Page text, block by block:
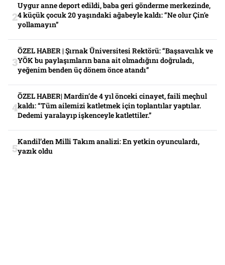
Uygur anne deport edildi, baba geri gönderme merkezinde,
4 küçük çocuk 20 yaşındaki ağabeyle kaldı: “Ne olur Çin’e
yollamayın”
ÖZEL HABER | Şırnak Üniversitesi Rektörü: “Başsavcılık ve
YÖK bu paylaşımların bana ait olmadığını doğruladı,
yeğenim benden üç dönem önce atandı”
ÖZEL HABER| Mardin’de 4 yıl önceki cinayet, faili meçhul
kaldı: “Tüm ailemizi katletmek için toplantılar yaptılar.
Dedemi yaralayıp işkenceyle katlettiler.”
Kandil’den Milli Takım analizi: En yetkin oyunculardı,
yazık oldu